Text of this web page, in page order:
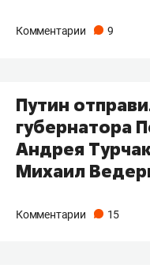
Комментарии 9
Путин
губернатора
Андрея
Михаил
Комментарии 15